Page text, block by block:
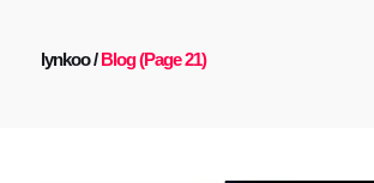
lynkoo/Blog(Page 21)